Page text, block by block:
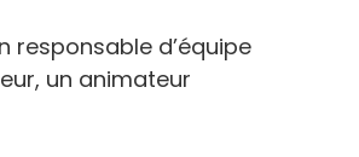
responsable d’équipe
un animateur